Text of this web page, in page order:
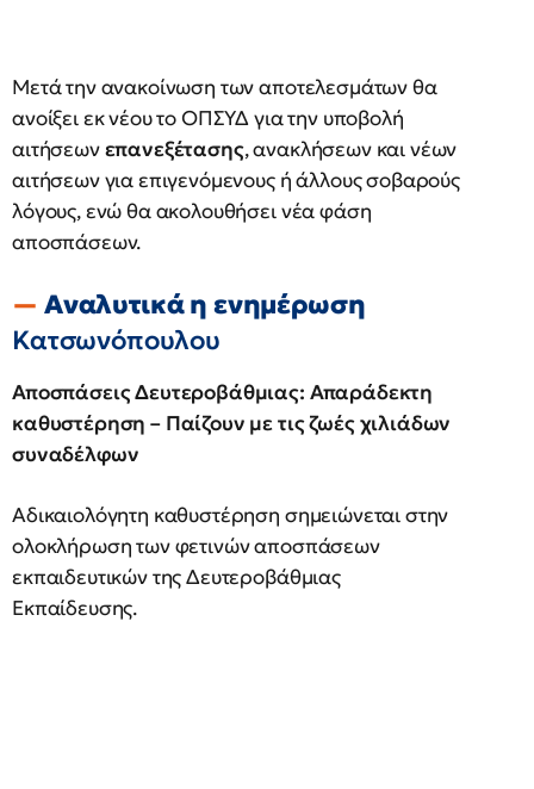
Μετά την ανακοίνωση των αποτελεσμάτων θα
ανοίξει εκ νέου το ΟΠΣΥΔ για την υποβολή
αιτήσεωνεπανεξέτασης, ανακλήσεων και νέων
αιτήσεων για επιγενόμενους ή άλλους σοβαρούς
λόγους, ενώ θα ακολουθήσει νέα φάση
αποσπάσεων.
Αναλυτικά η ενημέρωση
Κατσωνόπουλου
Αποσπάσεις Δευτεροβάθμιας: Απαράδεκτη
καθυστέρηση – Παίζουν με τις ζωές χιλιάδων
συναδέλφων
Αδικαιολόγητη καθυστέρηση σημειώνεται στην
ολοκλήρωση των φετινών αποσπάσεων
εκπαιδευτικών της Δευτεροβάθμιας
Εκπαίδευσης.